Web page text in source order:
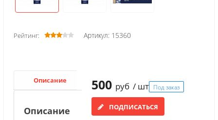
Рейтинг: Артикул: 15360
500 руб / шт Под заказ
ПОДПИСАТЬСЯ
Описание
Описание